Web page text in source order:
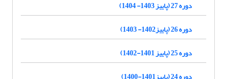
دوره 27 (پاییز 1403- 1404)
دوره 26 (پاییز1402- 1403)
دوره 25 (پاییز 1401-1402)